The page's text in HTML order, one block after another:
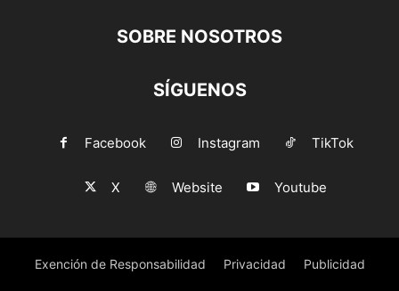
SOBRE NOSOTROS
SÍGUENOS
Facebook Instagram TikTok
X Website Youtube
Exención de Responsabilidad Privacidad Publicidad